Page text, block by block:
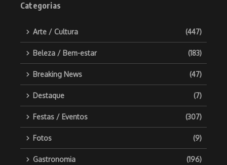
Categorias
Arte / Cultura (447)
Beleza / Bem-estar (183)
Breaking News (47)
Destaque (7)
Festas / Eventos (307)
Fotos (9)
Gastronomia (196)